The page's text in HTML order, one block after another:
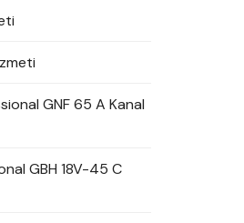
GNF 65 A Kanal
GBH 18V-45 C